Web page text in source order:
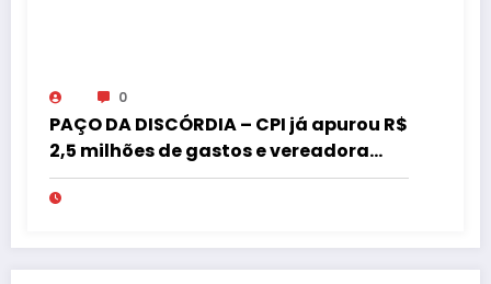
0
PAÇO DA DISCÓRDIA – CPI já apurou R$
2,5 milhões de gastos e vereadora
pede “acordo” para aprovar R$ 9,5
milhões